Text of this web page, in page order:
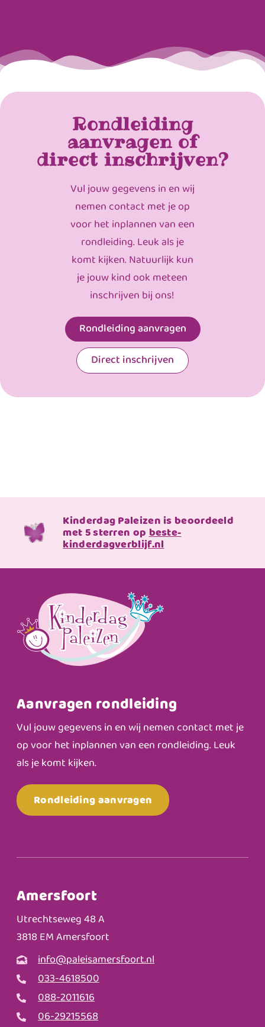
Rondleiding
aanvragen of
direct inschrijven?
Vul jouw gegevens in en wij
nemen contact met je op
voor het inplannen van een
rondleiding. Leuk als je
komt kijken. Natuurlijk kun
je jouw kind ook meteen
inschrijven bij ons!
Rondleiding aanvragen
Direct inschrijven
Kinderdag Paleizen is beoordeeld
met 5 sterren opbeste-
kinderdagverblijf.nl
Aanvragen rondleiding
Vul jouw gegevens in en wij nemen contact met je
op voor het inplannen van een rondleiding. Leuk
als je komt kijken.
Rondleiding aanvragen
Amersfoort
Utrechtseweg 48 A
3818 EM Amersfoort
info@paleisamersfoort.nl
033-4618500
088-2011616
06-29215568